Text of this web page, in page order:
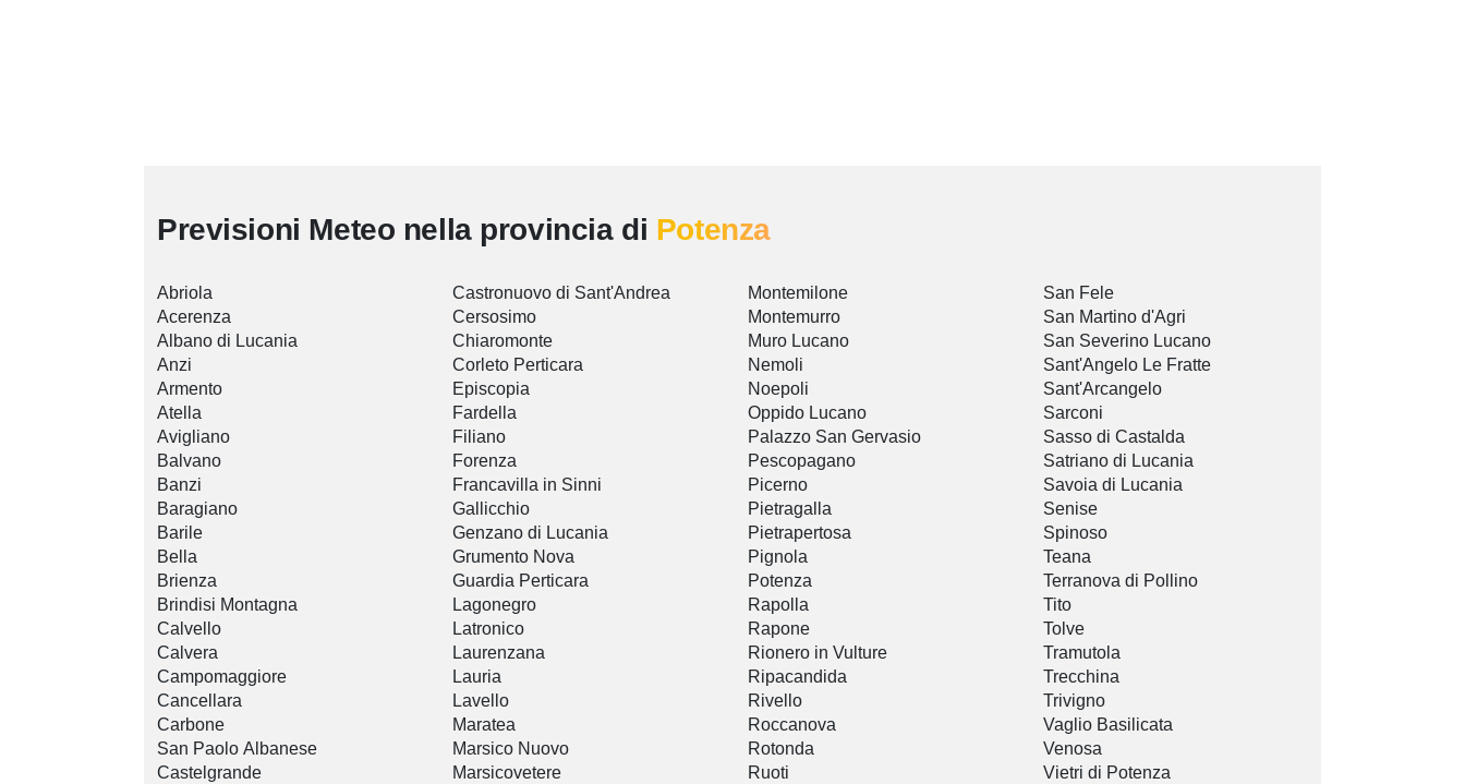
Previsioni Meteo nella provincia di Potenza
Abriola
Acerenza
Albano di Lucania
Anzi
Armento
Atella
Avigliano
Balvano
Banzi
Baragiano
Barile
Bella
Brienza
Brindisi Montagna
Calvello
Calvera
Campomaggiore
Cancellara
Carbone
San Paolo Albanese
Castelgrande
Castronuovo di Sant'Andrea
Cersosimo
Chiaromonte
Corleto Perticara
Episcopia
Fardella
Filiano
Forenza
Francavilla in Sinni
Gallicchio
Genzano di Lucania
Grumento Nova
Guardia Perticara
Lagonegro
Latronico
Laurenzana
Lauria
Lavello
Maratea
Marsico Nuovo
Marsicovetere
Montemilone
Montemurro
Muro Lucano
Nemoli
Noepoli
Oppido Lucano
Palazzo San Gervasio
Pescopagano
Picerno
Pietragalla
Pietrapertosa
Pignola
Potenza
Rapolla
Rapone
Rionero in Vulture
Ripacandida
Rivello
Roccanova
Rotonda
Ruoti
San Fele
San Martino d'Agri
San Severino Lucano
Sant'Angelo Le Fratte
Sant'Arcangelo
Sarconi
Sasso di Castalda
Satriano di Lucania
Savoia di Lucania
Senise
Spinoso
Teana
Terranova di Pollino
Tito
Tolve
Tramutola
Trecchina
Trivigno
Vaglio Basilicata
Venosa
Vietri di Potenza